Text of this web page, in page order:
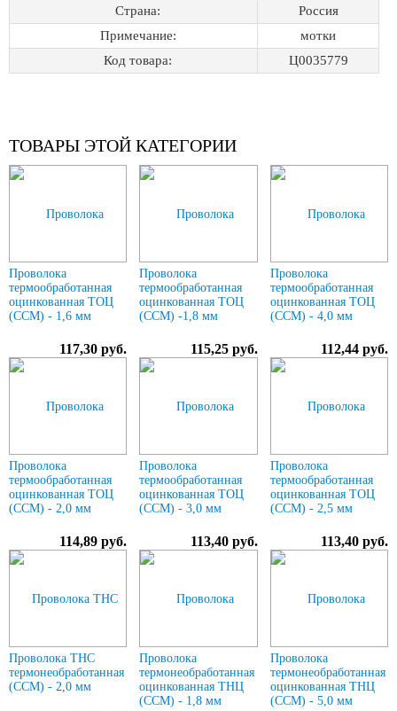
Страна:
Россия
Примечание:
мотки
Код товара:
Ц0035779
ТОВАРЫ ЭТОЙ КАТЕГОРИИ
Проволока
термообработанная
оцинкованная ТОЦ
(ССМ) - 1,6 мм
117,30 руб.
Проволока
термообработанная
оцинкованная ТОЦ
(ССМ) -1,8 мм
115,25 руб.
Проволока
термообработанная
оцинкованная ТОЦ
(ССМ) - 4,0 мм
112,44 руб.
Проволока
термообработанная
оцинкованная ТОЦ
(ССМ) - 2,0 мм
114,89 руб.
Проволока
термообработанная
оцинкованная ТОЦ
(ССМ) - 3,0 мм
113,40 руб.
Проволока
термообработанная
оцинкованная ТОЦ
(ССМ) - 2,5 мм
113,40 руб.
Проволока ТНС
термонеобработанная
(ССМ) - 2,0 мм
Проволока
термонеобработанная
оцинкованная ТНЦ
(ССМ) - 1,8 мм
Проволока
термонеобработанная
оцинкованная ТНЦ
(ССМ) - 5,0 мм